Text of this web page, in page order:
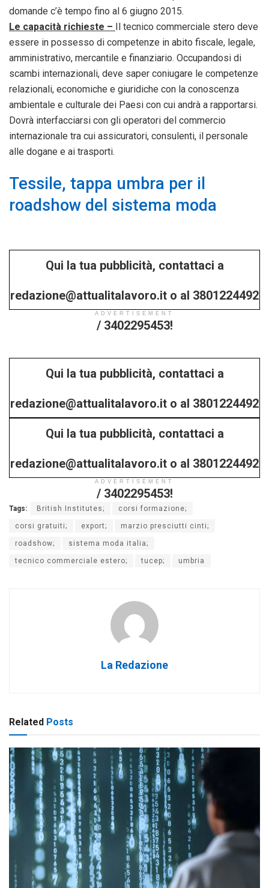
domande c’è tempo fino al 6 giugno 2015.
Le capacità richieste – Il tecnico commerciale stero deve
essere in possesso di competenze in abito fiscale, legale,
amministrativo, mercantile e finanziario. Occupandosi di
scambi internazionali, deve saper coniugare le competenze
relazionali, economiche e giuridiche con la conoscenza
ambientale e culturale dei Paesi con cui andrà a rapportarsi.
Dovrà interfacciarsi con gli operatori del commercio
internazionale tra cui assicuratori, consulenti, il personale
alle dogane e ai trasporti.
Tessile, tappa umbra per il
roadshow del sistema moda
Qui la tua pubblicità, contattaci a
redazione@attualitalavoro.it o al 3801224492
/ 3402295453!
ADVERTISEMENT
Qui la tua pubblicità, contattaci a
redazione@attualitalavoro.it o al 3801224492
/ 3402295453!
Qui la tua pubblicità, contattaci a
redazione@attualitalavoro.it o al 3801224492
/ 3402295453!
ADVERTISEMENT
Tags: British Institutes; corsi formazione;
corsi gratuiti; export; marzio presciutti cinti;
roadshow; sistema moda italia;
tecnico commerciale estero; tucep; umbria
La Redazione
Related Posts